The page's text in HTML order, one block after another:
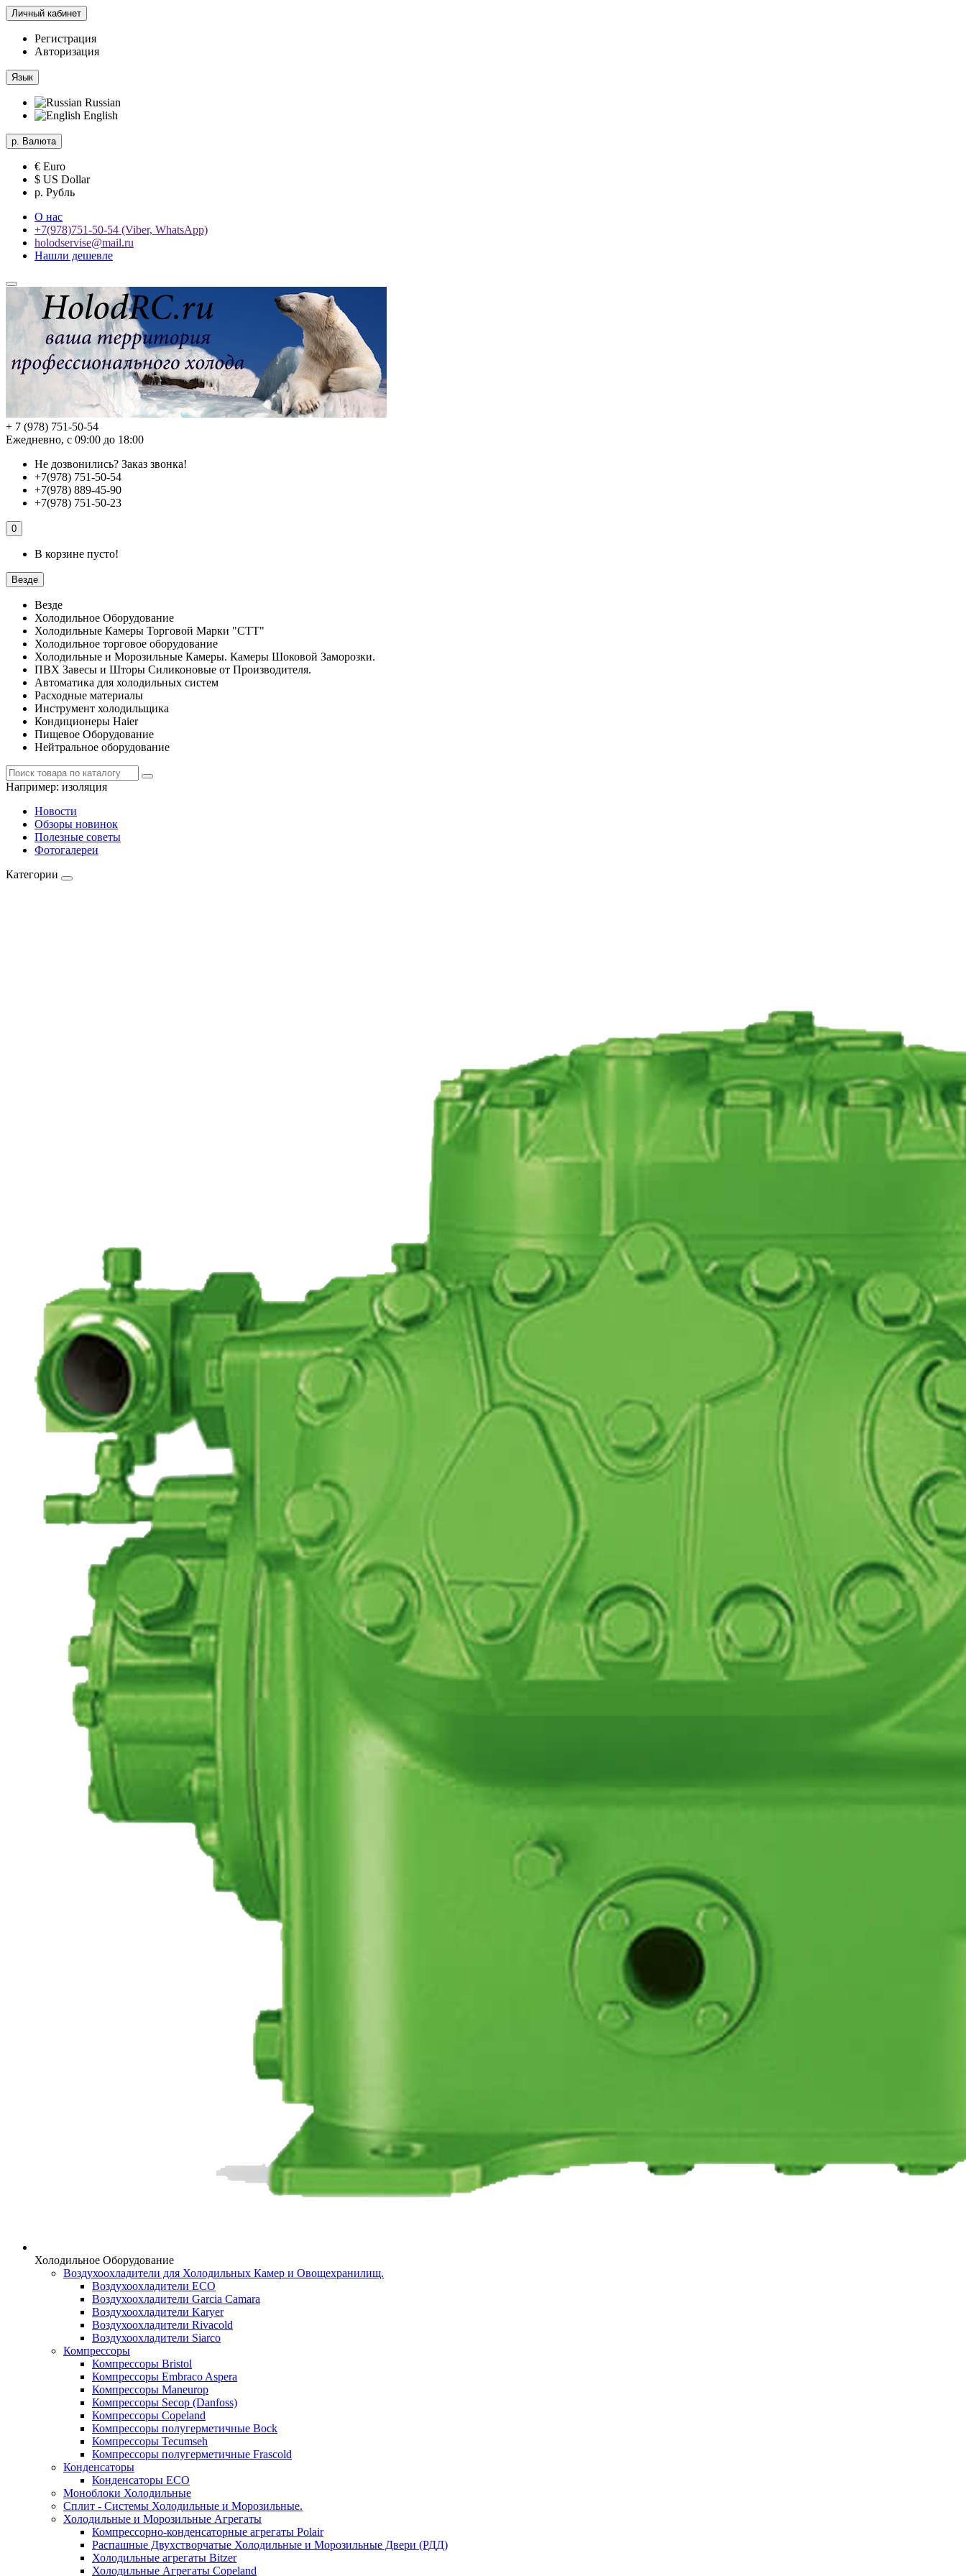
Личный кабинет
Регистрация
Авторизация
Язык
Russian
English
р. Валюта
€ Euro
$ US Dollar
р. Рубль
О нас
+7(978)751-50-54 (Viber, WhatsApp)
holodservise@mail.ru
Нашли дешевле
+ 7 (978) 751-50-54
Ежедневно, с 09:00 до 18:00
Не дозвонились? Заказ звонка!
+7(978) 751-50-54
+7(978) 889-45-90
+7(978) 751-50-23
0
В корзине пусто!
Везде
Везде
Холодильное Оборудование
Холодильные Камеры Торговой Марки "СТТ"
Холодильное торговое оборудование
Холодильные и Морозильные Камеры. Камеры Шоковой Заморозки.
ПВХ Завесы и Шторы Силиконовые от Производителя.
Автоматика для холодильных систем
Расходные материалы
Инструмент холодильщика
Кондиционеры Haier
Пищевое Оборудование
Нейтральное оборудование
Например: изоляция
Новости
Обзоры новинок
Полезные советы
Фотогалереи
Категории
Холодильное Оборудование
Воздухоохладители для Холодильных Камер и Овощехранилищ.
Воздухоохладители ECO
Воздухоохладители Garcia Camara
Воздухоохладители Karyer
Воздухоохладители Rivacold
Воздухоохладители Siarco
Компрессоры
Компрессоры Bristol
Компрессоры Embraco Aspera
Компрессоры Maneurop
Компрессоры Secop (Danfoss)
Компрессоры Copeland
Компрессоры полугерметичные Bock
Компрессоры Tecumseh
Компрессоры полугерметичные Frascold
Конденсаторы
Конденсаторы ECO
Моноблоки Холодильные
Сплит - Системы Холодильные и Морозильные.
Холодильные и Морозильные Агрегаты
Компрессорно-конденсаторные агрегаты Polair
Распашные Двухстворчатые Холодильные и Морозильные Двери (РДД)
Холодильные агрегаты Bitzer
Холодильные Агрегаты Copeland